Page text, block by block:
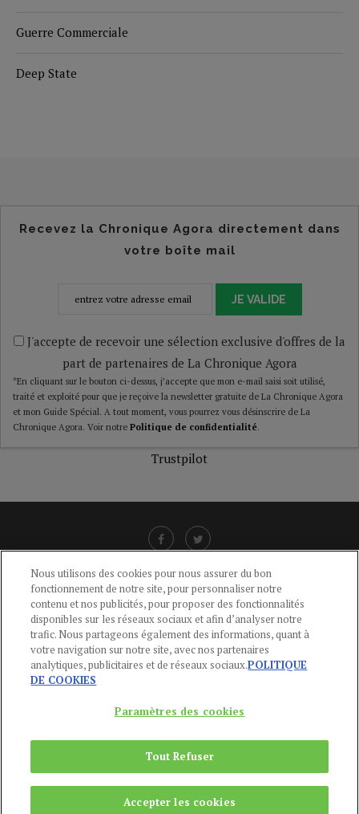
Guerre Commerciale
Deep State
Recevez la Chronique Agora directement dans
votre boîte mail
JE VALIDE
J'accepte de recevoir une sélection exclusive d'offres de la
part de partenaires de La Chronique Agora
*En cliquant sur le bouton ci-dessus, j’accepte que mon e-mail saisi soit utilisé,
traité et exploité pour que je reçoive la newsletter gratuite de La Chronique Agora
et mon Guide Spécial. A tout moment, vous pourrez vous désinscrire de La
Chronique Agora. Voir notre Politique de confidentialité.
Trustpilot
LIENS UTILES
CGU-POLITIQUE DE CONFIDENTIALITÉ -POLITIQUE DES COOKIES
MENTIONS LÉGALES -AIDE
CONTACT
Du Lundi au Vendredi, 9h-13h et 14h-17h
Copyright © 2024Publications Agora
REMONTER
Nous utilisons des cookies pour nous assurer du bon
fonctionnement de notre site, pour personnaliser notre
contenu et nos publicités, pour proposer des fonctionnalités
disponibles sur les réseaux sociaux et afin d’analyser notre
trafic. Nous partageons également des informations, quant à
votre navigation sur notre site, avec nos partenaires
analytiques, publicitaires et de réseaux sociaux.POLITIQUE
DE COOKIES
Paramètres des cookies
Tout Refuser
Accepter les cookies